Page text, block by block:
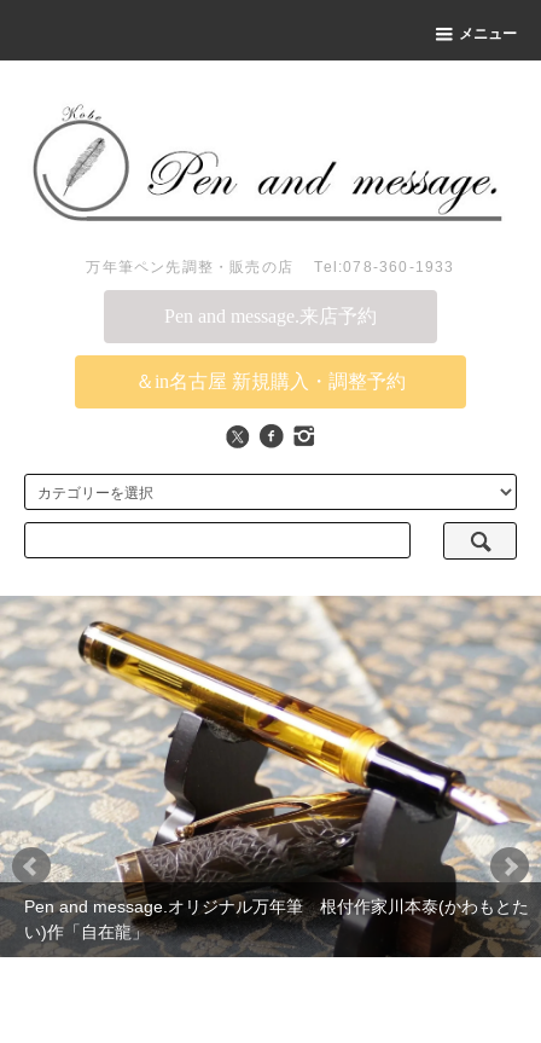
メニュー
万年筆ペン先調整・販売の店 Tel:078-360-1933
Pen and message.来店予約
＆in名古屋 新規購入・調整予約
Pen and message.オリジナル万年筆 根付作家川本泰(かわもとた
い)作「自在龍」